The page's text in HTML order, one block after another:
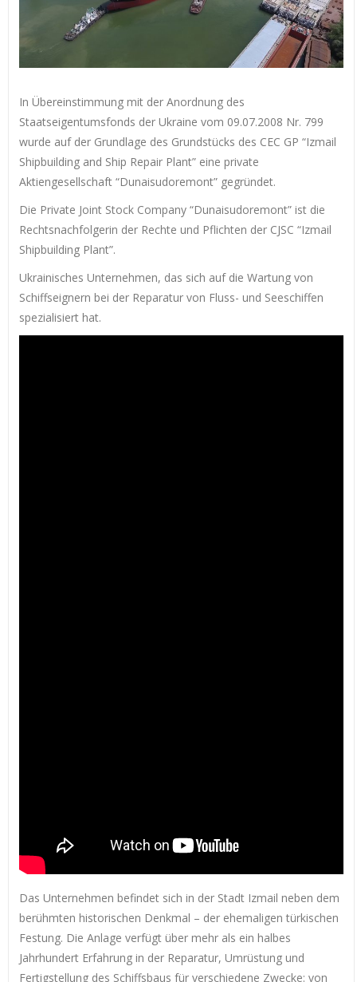
In Übereinstimmung mit der Anordnung des
Staatseigentumsfonds der Ukraine vom 09.07.2008 Nr. 799
wurde auf der Grundlage des Grundstücks des CEC GP “Izmail
Shipbuilding and Ship Repair Plant” eine private
Aktiengesellschaft “Dunaisudoremont” gegründet.
Die Private Joint Stock Company “Dunaisudoremont” ist die
Rechtsnachfolgerin der Rechte und Pflichten der CJSC “Izmail
Shipbuilding Plant”.
Ukrainisches Unternehmen, das sich auf die Wartung von
Schiffseignern bei der Reparatur von Fluss- und Seeschiffen
spezialisiert hat.
Das Unternehmen befindet sich in der Stadt Izmail neben dem
berühmten historischen Denkmal – der ehemaligen türkischen
Festung. Die Anlage verfügt über mehr als ein halbes
Jahrhundert Erfahrung in der Reparatur, Umrüstung und
Fertigstellung des Schiffsbaus für verschiedene Zwecke: von